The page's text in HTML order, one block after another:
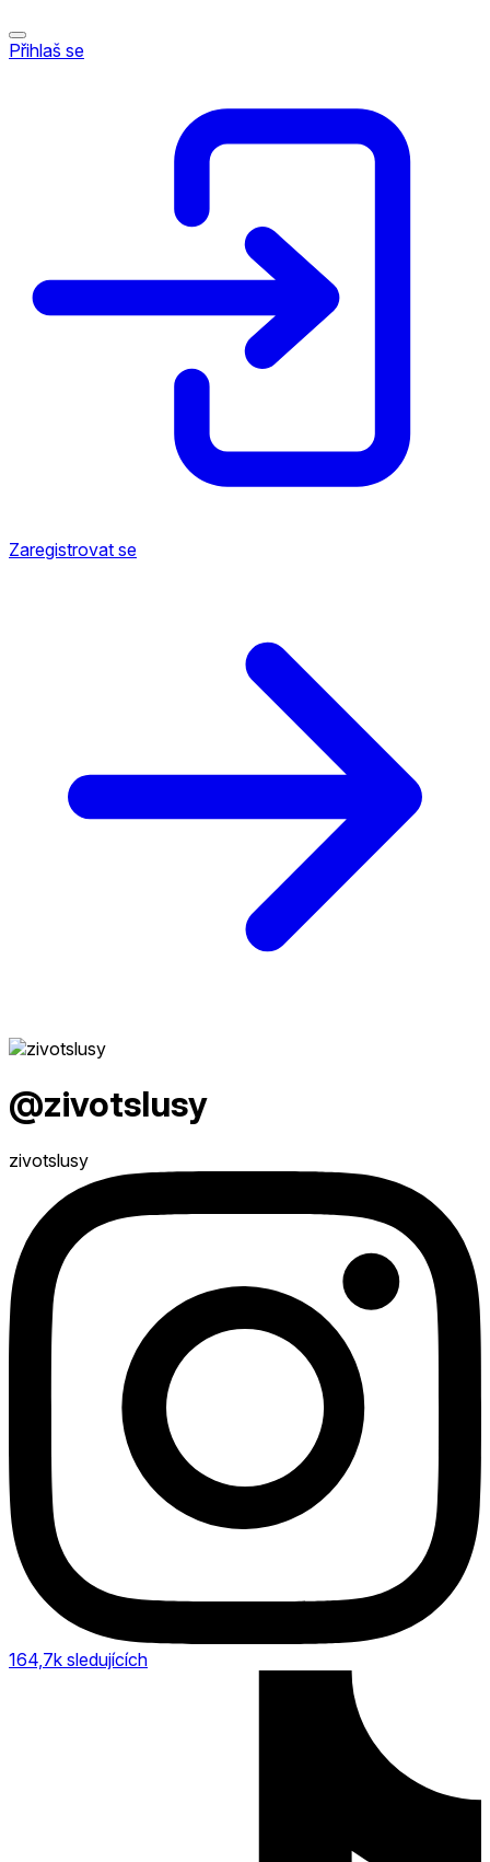
Přihlaš se
Zaregistrovat se
@zivotslusy
zivotslusy
164,7k sledujících